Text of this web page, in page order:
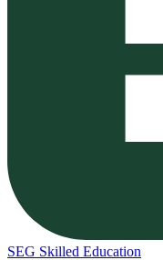
SEG Skilled Education